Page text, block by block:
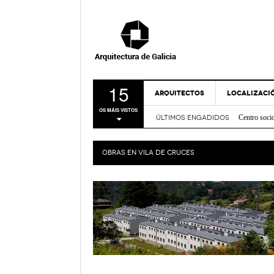
15
OS MÁIS VISTOS
ARQUITECTOS
A CORUÑA
LUGO
MAPA
ÚLTIMOS ENGADIDOS
Centro
Nova Sede
Centro de
Verde-
Bico de
Espazo
OBRAS EN VILA DE CRUCES